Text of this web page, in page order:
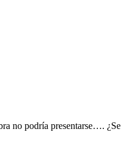
no podría presentarse…. ¿Se